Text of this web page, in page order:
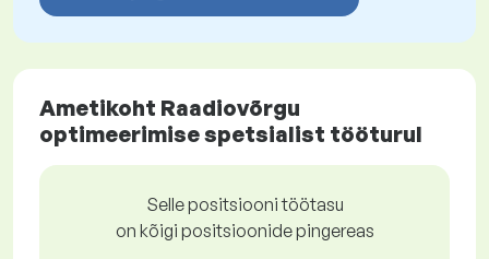
Ametikoht Raadiovõrgu
optimeerimise spetsialist tööturul
Selle positsiooni töötasu
on kõigi positsioonide pingereas